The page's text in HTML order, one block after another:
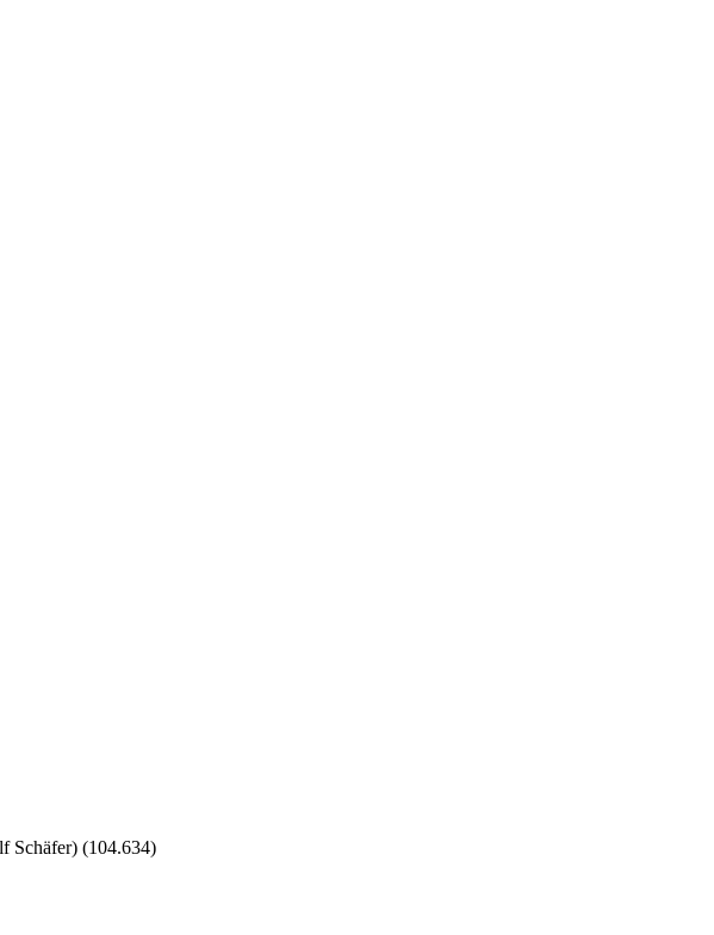
Schäfer) (104.634)